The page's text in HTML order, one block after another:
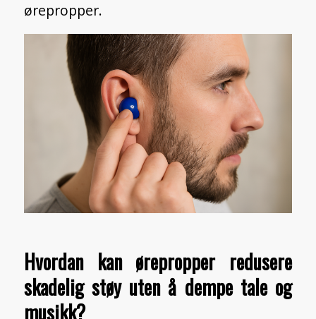
ørepropper.
Hvordan kan ørepropper redusere
skadelig støy uten å dempe tale og
musikk?